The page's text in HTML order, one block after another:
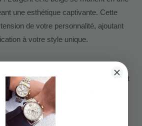
une esthétique captivante. Cette
de votre personnalité, ajoutant
à votre style unique.
la toute la journée sans sacrifier le
inoxydable et le fermoir déployant
parfait, permettant à cette montre
peau.